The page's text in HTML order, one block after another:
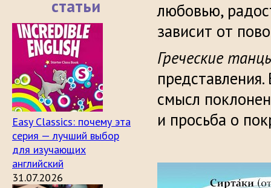
статьи
Easy Classics: почему эта
серия — лучший выбор
для изучающих
английский
31.07.2026
любовью,
зависит от
Греческие
смысл
и просьба о